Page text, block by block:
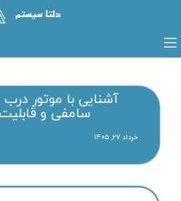
آشنایی با موتور درب
سامفی و
خرداد ۲۷, ۱۴۰۵